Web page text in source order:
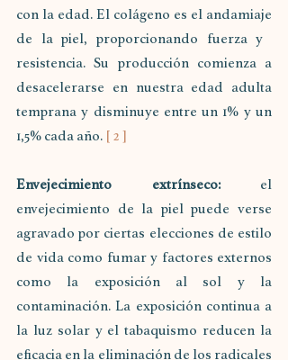
con la edad. El colágeno es el andamiaje
de la piel, proporcionando fuerza y ​​
resistencia. Su producción comienza a
desacelerarse en nuestra edad adulta
temprana y disminuye entre un 1% y un
1,5% cada año. [ 2 ]
Envejecimiento extrínseco: el
envejecimiento de la piel puede verse
agravado por ciertas elecciones de estilo
de vida como fumar y factores externos
como la exposición al sol y la
contaminación. La exposición continua a
la luz solar y el tabaquismo reducen la
eficacia en la eliminación de los radicales